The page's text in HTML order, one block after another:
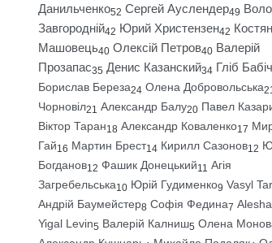
Данильченко52 Сергей Ауслендер49
Завгородній42 Юрий Христензен42
Машовець40 Олексій Петров40 Валерій
Прозапас35 Денис Казанский34 Гліб Бабіч
Борислав Береза24 Олена Добровольська21
Чорновіл21 Александр Балу20 Павел
Віктор Таран18 Александр Коваленко17
Гай16 Мартин Брест14 Кирилл Сазонов12
Богданов12 Фашик Донецький11 Агія
Загребельська10 Юрій Гудименко9 Vasyl
Андрій Баумейстер8 Софія Федина7
Yigal Levin5 Валерій Калниш5 Олена